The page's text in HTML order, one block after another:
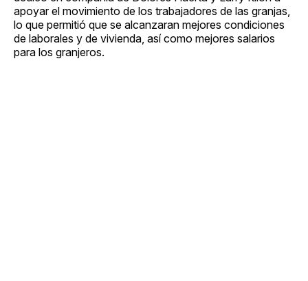
apoyar el movimiento de los trabajadores de las granjas,
lo que permitió que se alcanzaran mejores condiciones
de laborales y de vivienda, así como mejores salarios
para los granjeros.